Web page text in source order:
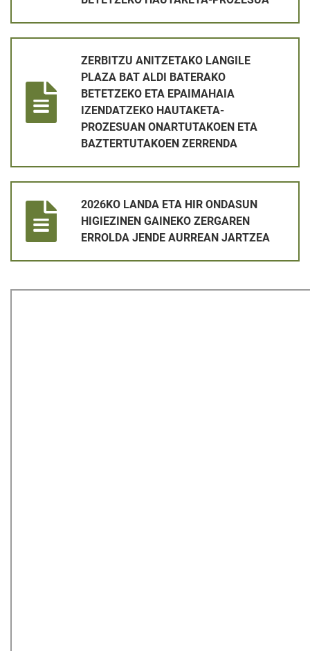
ZERBITZU ANITZETAKO LANGILE
PLAZA BAT ALDI BATERAKO
BETETZEKO ETA EPAIMAHAIA
IZENDATZEKO HAUTAKETA-
PROZESUAN ONARTUTAKOEN ETA
BAZTERTUTAKOEN ZERRENDA
2026KO LANDA ETA HIR ONDASUN
HIGIEZINEN GAINEKO ZERGAREN
ERROLDA JENDE AURREAN JARTZEA